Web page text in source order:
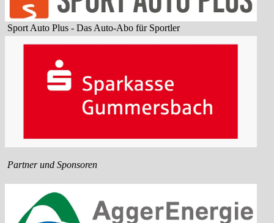
Sport Auto Plus - Das Auto-Abo für Sportler
Partner und Sponsoren